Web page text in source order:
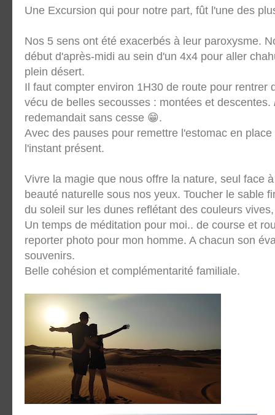
Une Excursion qui pour notre part, fût l'une des
Nos 5 sens ont été exacerbés à leur paroxysme.
début d'après-midi au sein d'un 4x4 pour aller
plein désert.
Il faut compter environ 1H30 de route pour rentrer
vécu de belles secousses : montées et descentes.
redemandait sans cesse 😁.
Avec des pauses pour remettre l'estomac en
l'instant présent.
Vivre la magie que nous offre la nature, seul face
beauté naturelle sous nos yeux. Toucher le sable
du soleil sur les dunes reflétant des couleurs
Un temps de méditation pour moi.. de course et
reporter photo pour mon homme. A chacun son
souvenirs.
Belle cohésion et complémentarité familiale.